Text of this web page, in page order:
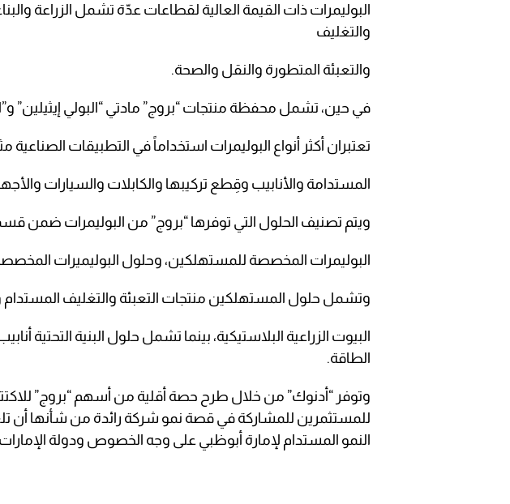
البوليمرات ذات القيمة العالية لقطاعات عدّة تشمل الزراعة
والتغليف
والتعبئة المتطورة والنقل والصحة.
في حين، تشمل محفظة منتجات “بروج” مادتي “البولي إيثيلين”
تعتبران أكثر أنواع البوليمرات استخداماً في التطبيقات الصناعية
المستدامة والأنابيب وقِطع تركيبها والكابلات والسيارات
ويتم تصنيف الحلول التي توفرها “بروج” من البوليمرات ضمن
البوليمرات المخصصة للمستهلكين، وحلول البوليميرات المخصصة
وتشمل حلول المستهلكين منتجات التعبئة والتغليف المستدام
البيوت الزراعية البلاستيكية، بينما تشمل حلول البنية التحتية
الطاقة.
وتوفر “أدنوك” من خلال طرح حصة أقلية من أسهم “بروج”
للمستثمرين للمشاركة في قصة نمو شركة رائدة من شأنها أن
النمو المستدام لإمارة أبوظبي على وجه الخصوص ودولة